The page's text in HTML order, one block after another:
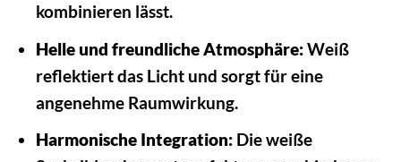
kombinieren lässt.
Helle und freundliche Atmosphäre:Weiß
reflektiert das Licht und sorgt für eine
angenehme Raumwirkung.
Harmonische Integration:Die weiße